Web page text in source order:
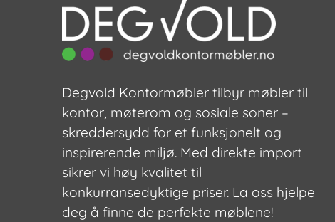
Degvold Kontormøbler tilbyr møbler til
kontor, møterom og sosiale soner –
skreddersydd for et funksjonelt og
inspirerende miljø. Med direkte import
sikrer vi høy kvalitet til
konkurransedyktige priser. La oss hjelpe
deg å finne de perfekte møblene!